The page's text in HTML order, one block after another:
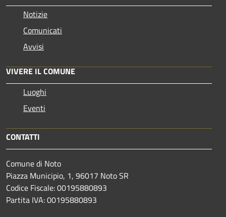
Notizie
Comunicati
Avvisi
VIVERE IL COMUNE
Luoghi
Eventi
CONTATTI
Comune di Noto
Piazza Municipio, 1, 96017 Noto SR
Codice Fiscale: 00195880893
Partita IVA: 00195880893